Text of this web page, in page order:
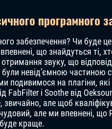
програмного
забезпечення? Чи буде
що знайдуться ті,
отримання звуку, що
невід’ємною частиною
подивимося на плагіни,
FabFilter і Soothe від
звичайно, але щоб
але ми впевнені, що
буде краще.